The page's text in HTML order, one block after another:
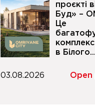
проєкті
Буд» –
Це
в Білого...
03.08.2026 Open